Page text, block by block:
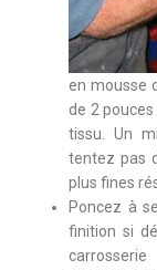
en mousse
de 2
tissu. Un
tentez pas
plus fines
Poncez à
finition si